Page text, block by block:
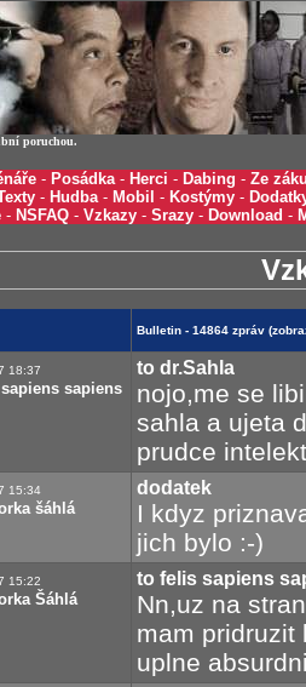
poruchou.
- Posádka- Herci - Dabing - Ze
- Hudba- Mobil - Kostýmy -
- NSFAQ - Vzkazy - Srazy - Download -
Bulletin - 14864 zpráv
18:37
sapiens
to dr.Sahla
nojo,me se
sahla a ujeta
prudce
15:34
šáhlá
dodatek
I kdyz
jich bylo :-)
15:22
Šáhlá
to felis sapiens
Nn,uz na
mam pridruzit
uplne